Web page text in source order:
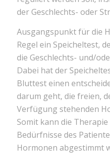
der Geschlechts- oder
Ausgangspunkt für die
Regel ein Speicheltest,
die Geschlechts- und/
Dabei hat der
Bluttest einen
darum geht, die freien,
Verfügung stehenden
Somit kann die
Bedürfnisse des
Hormonen abgestimmt